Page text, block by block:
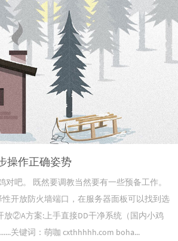
操作正确姿势
吧。 既然要调教当然要有一些预备工作。
开放防火墙端口，在服务器面板可以找到选
放②A方案:上手直接DD干净系统（国内小鸡
关键词：萌咖 cxthhhhh.com boha...